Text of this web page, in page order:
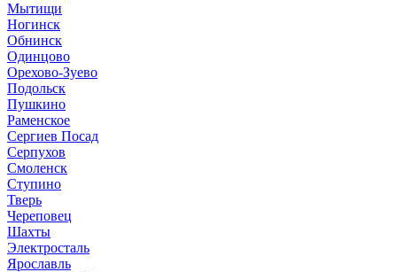
Мытищи
Ногинск
Обнинск
Одинцово
Орехово-Зуево
Подольск
Пушкино
Раменское
Сергиев Посад
Серпухов
Смоленск
Ступино
Тверь
Череповец
Шахты
Электросталь
Ярославль